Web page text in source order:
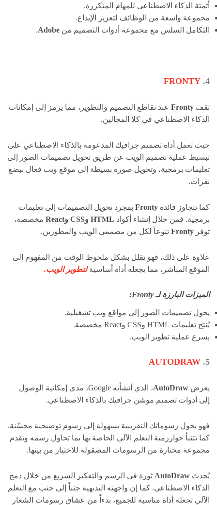
أتمتة الذكاء الاصطناعي للمهام المتكررة.
مجموعة واسعة من الوظائف لتعزيز الإبداع.
التكامل السلس مع مجموعة أدوات التصميم من Adobe
.
4.
FRONTY
تقف Fronty عند تقاطع التصميم والتطوير، مما يرمز إلى إمكانات
الذكاء الاصطناعي في كلا المجالين.
حيث تعمل أداة تصميم جرافيك المدعومة بالذكاء الاصطناعي على
تبسيط عملية تصميم الويب عن طريق تحويل تصميمات الصور إلى
تعليمات برمجية، وتحويل صورة بسيطة إلى موقع ويب فعال ببضع
نقرات.
كما تتجاوز فائدة Fronty بمجرد تحويل التصميمات إلى تعليمات
برمجية. فمن خلال إنشاء أكواد HTML وCSS وReact
مخصصة،
توفر Fronty تنوعاً لكل من مصممي الويب والمطورين.
علاوة على ذلك، فهو يقلل بشكل ملحوظ الوقت من المفهوم إلى
الموقع المباشر، مما يجعله أداة أساسيةلتطوير الويب.
الميزات البارزة لـ Fronty:
يحول تصميمات الصور إلى مواقع ويب تشغيلية.
يُنتج تعليمات HTML وCSS وReact مخصصة.
يسرع عملية تطوير الويب.
5.
AUTODRAW
يعرض AutoDraw
، الذي أنشأته Google، مدى إمكانية الوصول
إلى أدوات تصميم موشن جرافيك بالذكاء الاصطناعي.
فهو يحول رسوماتك التقريبية بسهولة إلى رسوم توضيحية محسّنة.
كما تتنبأ خوارزمية التعلم الآلي الخاصة بها بما تحاول رسمه وتقدم
مجموعة مختارة من الرسومات المصقولة للاختيار من بينها.
يُحدث AutoDraw ثورة في الرسم والتفكير السريع من خلال دمج
الذكاء الاصطناعي. كما إن واجهته البديهية جنباً إلى جنب مع التعلم
الآلي تجعله أداة مناسبة للجميع، بدءاً من عشاق رسومات الشعار